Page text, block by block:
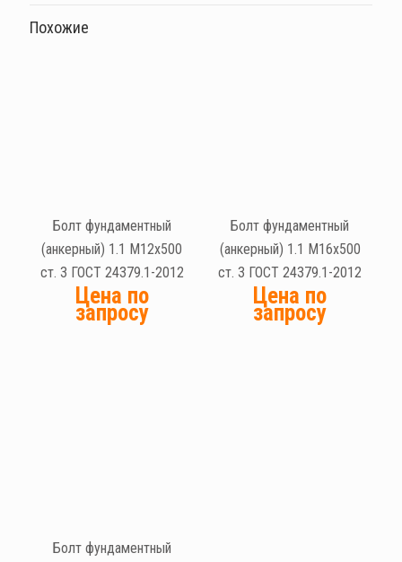
Похожие
Болт фундаментный
(анкерный) 1.1 М12х500
ст. 3 ГОСТ 24379.1-2012
Цена по
запросу
Болт фундаментный
(анкерный) 1.1 М16х500
ст. 3 ГОСТ 24379.1-2012
Цена по
запросу
Болт фундаментный